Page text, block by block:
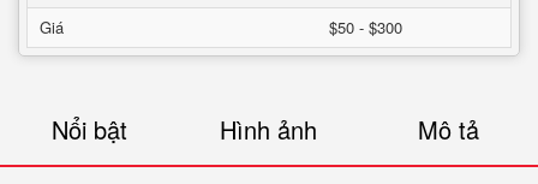
Giá
$50 - $300
Nổi bật Hình ảnh Mô tả